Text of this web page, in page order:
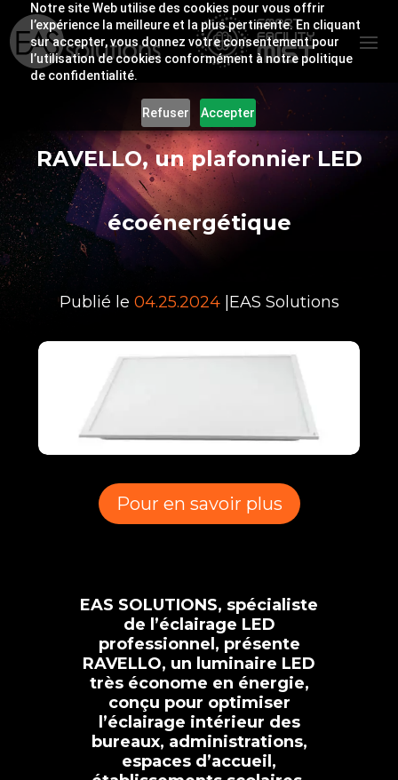
Notre site Web utilise des cookies pour vous offrir
l’expérience la meilleure et la plus pertinente. En cliquant
sur accepter, vous donnez votre consentement pour
l’utilisation de cookies conformément à notre politique
de confidentialité.
Refuser Accepter
RAVELLO, un plafonnier LED
écoénergétique
Publié le 04.25.2024| EAS Solutions
Pour en savoir plus
EAS SOLUTIONS, spécialiste
de l’éclairage LED
professionnel, présente
RAVELLO, un luminaire LED
très économe en énergie,
conçu pour optimiser
l’éclairage intérieur des
bureaux, administrations,
espaces d’accueil,